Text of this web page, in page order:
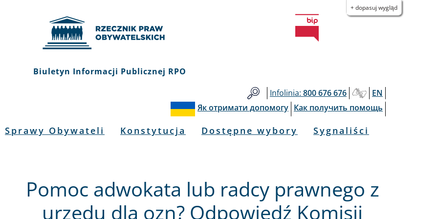
+ dopasuj wygląd
Biuletyn Informacji Publicznej RPO
Infolinia: 800 676 676
EN
Як отримати допомогу Как получить помощь
Sprawy Obywateli Konstytucja Dostępne wybory Sygnaliści
Pomoc adwokata lub radcy prawnego z
urzędu dla ozn? Odpowiedź Komisji